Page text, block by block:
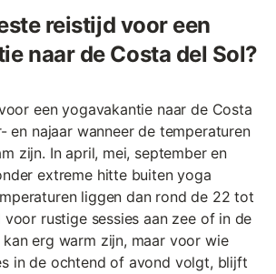
reistijd voor een
naar de Costa del Sol?
een yogavakantie naar de Costa
en najaar wanneer de temperaturen
zijn. In april, mei, september en
extreme hitte buiten yoga
liggen dan rond de 22 tot
voor rustige sessies aan zee of in de
kan erg warm zijn, maar voor wie
in de ochtend of avond volgt, blijft